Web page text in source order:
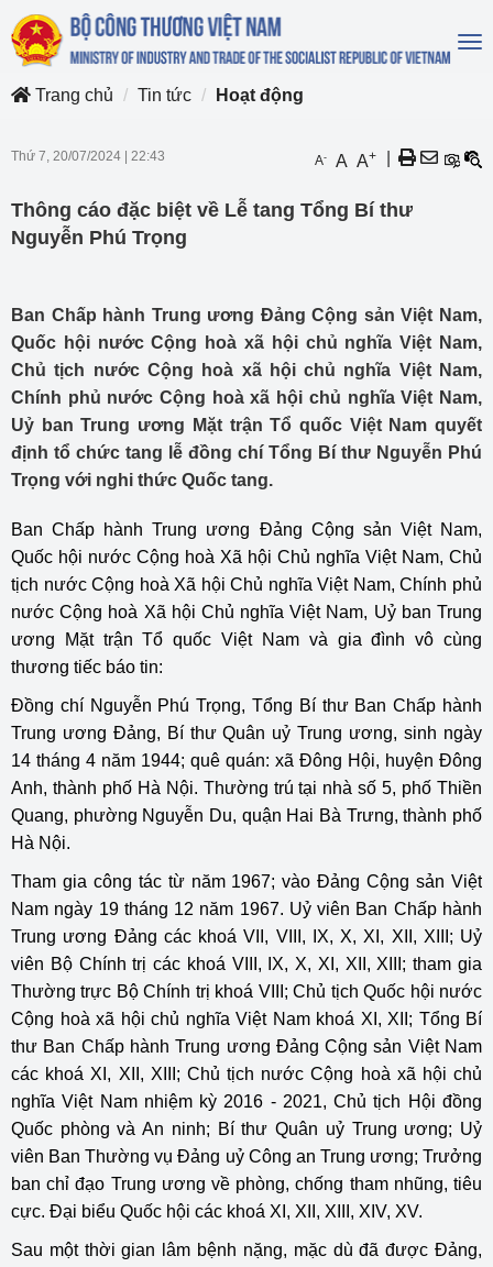
Trang chủ
Tin tức Hoạt động
Thứ 7, 20/07/2024 22:43 A- A A+
Thông cáo đặc biệt về Lễ tang Tổng Bí thư
Nguyễn Phú Trọng
Ban Chấp hành Trung ương Đảng Cộng sản Việt Nam,
Quốc hội nước Cộng hoà xã hội chủ nghĩa Việt Nam,
Chủ tịch nước Cộng hoà xã hội chủ nghĩa Việt Nam,
Chính phủ nước Cộng hoà xã hội chủ nghĩa Việt Nam,
Uỷ ban Trung ương Mặt trận Tổ quốc Việt Nam quyết
định tổ chức tang lễ đồng chí Tổng Bí thư Nguyễn Phú
Trọng với nghi thức Quốc tang.
Ban Chấp hành Trung ương Đảng Cộng sản Việt Nam,
Quốc hội nước Cộng hoà Xã hội Chủ nghĩa Việt Nam, Chủ
tịch nước Cộng hoà Xã hội Chủ nghĩa Việt Nam, Chính phủ
nước Cộng hoà Xã hội Chủ nghĩa Việt Nam, Uỷ ban Trung
ương Mặt trận Tổ quốc Việt Nam và gia đình vô cùng
thương tiếc báo tin:
Đồng chí Nguyễn Phú Trọng, Tổng Bí thư Ban Chấp hành
Trung ương Đảng, Bí thư Quân uỷ Trung ương, sinh ngày
14 tháng 4 năm 1944; quê quán: xã Đông Hội, huyện Đông
Anh, thành phố Hà Nội. Thường trú tại nhà số 5, phố Thiền
Quang, phường Nguyễn Du, quận Hai Bà Trưng, thành phố
Hà Nội.
Tham gia công tác từ năm 1967; vào Đảng Cộng sản Việt
Nam ngày 19 tháng 12 năm 1967. Uỷ viên Ban Chấp hành
Trung ương Đảng các khoá VII, VIII, IX, X, XI, XII, XIII; Uỷ
viên Bộ Chính trị các khoá VIII, IX, X, XI, XII, XIII; tham gia
Thường trực Bộ Chính trị khoá VIII; Chủ tịch Quốc hội nước
Cộng hoà xã hội chủ nghĩa Việt Nam khoá XI, XII; Tổng Bí
thư Ban Chấp hành Trung ương Đảng Cộng sản Việt Nam
các khoá XI, XII, XIII; Chủ tịch nước Cộng hoà xã hội chủ
nghĩa Việt Nam nhiệm kỳ 2016 - 2021, Chủ tịch Hội đồng
Quốc phòng và An ninh; Bí thư Quân uỷ Trung ương; Uỷ
viên Ban Thường vụ Đảng uỷ Công an Trung ương; Trưởng
ban chỉ đạo Trung ương về phòng, chống tham nhũng, tiêu
cực. Đại biểu Quốc hội các khoá XI, XII, XIII, XIV, XV.
Sau một thời gian lâm bệnh nặng, mặc dù đã được Đảng,